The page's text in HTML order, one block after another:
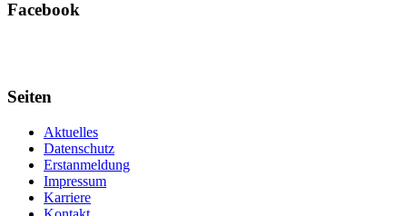
Facebook
Seiten
Aktuelles
Datenschutz
Erstanmeldung
Impressum
Karriere